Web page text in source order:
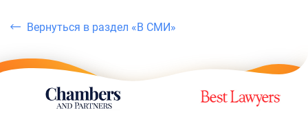
Вернуться в раздел «В СМИ»